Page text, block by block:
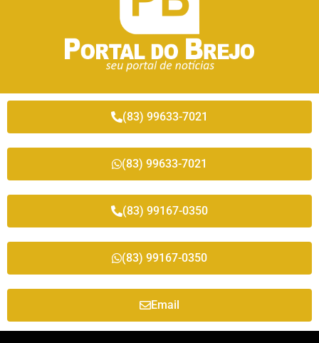
(83) 99633-7021
(83) 99633-7021
(83) 99167-0350
(83) 99167-0350
Email